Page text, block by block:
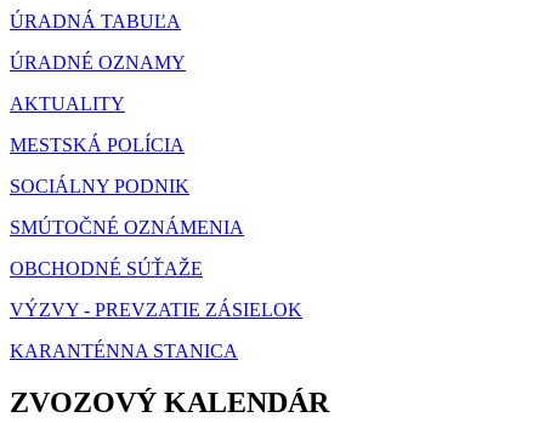
ÚRADNÁ TABUĽA
ÚRADNÉ OZNAMY
AKTUALITY
MESTSKÁ POLÍCIA
SOCIÁLNY PODNIK
SMÚTOČNÉ OZNÁMENIA
OBCHODNÉ SÚŤAŽE
VÝZVY - PREVZATIE ZÁSIELOK
KARANTÉNNA STANICA
ZVOZOVÝ KALENDÁR